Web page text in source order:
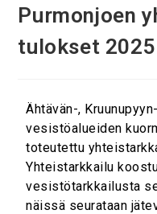
Purmonjoen
tulokset 2025
Ähtävän-,
vesistöalueiden
toteutettu
Yhteistarkkailu
vesistötarkkailusta
näissä seurataan